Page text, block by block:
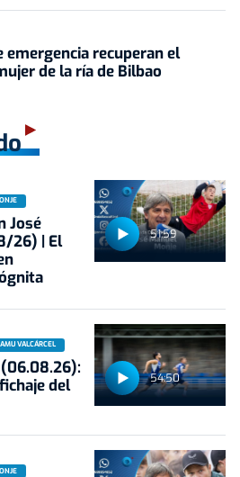
emergencia recuperan el
de la ría de Bilbao
51:59
José
26) | El
54:50
VALCÁRCEL
del